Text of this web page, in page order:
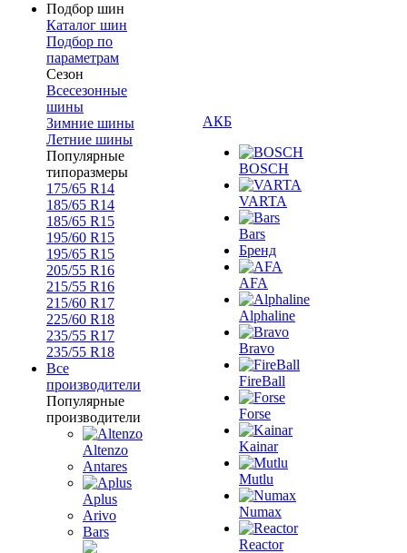
Подбор шин
Каталог шин
Подбор по
параметрам
Сезон
Всесезонные
шины
Зимние шины
Летние шины
Популярные
типоразмеры
175/65 R14
185/65 R14
185/65 R15
195/60 R15
195/65 R15
205/55 R16
215/55 R16
215/60 R17
225/60 R18
235/55 R17
235/55 R18
Все
производители
Популярные
производители
Altenzo
Antares
Aplus
Arivo
Bars
АКБ
BOSCH
VARTA
Bars
Бренд
AFA
Alphaline
Bravo
FireBall
Forse
Kainar
Mutlu
Numax
Reactor